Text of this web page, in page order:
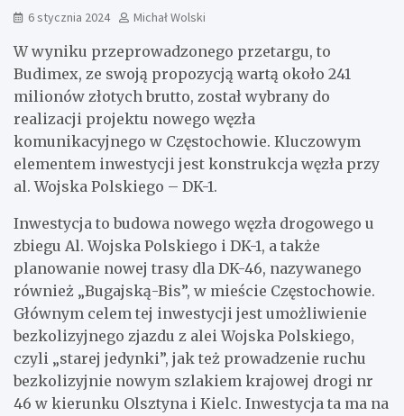
6 stycznia 2024 Michał Wolski
W wyniku przeprowadzonego przetargu, to
Budimex, ze swoją propozycją wartą około 241
milionów złotych brutto, został wybrany do
realizacji projektu nowego węzła
komunikacyjnego w Częstochowie. Kluczowym
elementem inwestycji jest konstrukcja węzła przy
al. Wojska Polskiego – DK-1.
Inwestycja to budowa nowego węzła drogowego u
zbiegu Al. Wojska Polskiego i DK-1, a także
planowanie nowej trasy dla DK-46, nazywanego
również „Bugajską-Bis”, w mieście Częstochowie.
Głównym celem tej inwestycji jest umożliwienie
bezkolizyjnego zjazdu z alei Wojska Polskiego,
czyli „starej jedynki”, jak też prowadzenie ruchu
bezkolizyjnie nowym szlakiem krajowej drogi nr
46 w kierunku Olsztyna i Kielc. Inwestycja ta ma na